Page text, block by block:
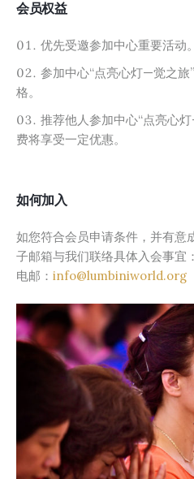
会员权益
优先受邀参加中心重要活动。
参加中心“点亮心灯—觉之旅
格。
推荐他人参加中心“点亮心
费将享受一定优惠。
如何加入
如您符合会员申请条件，并有意
子邮箱与我们联络具体入会事宜：
电邮： info@lumbiniworld.org